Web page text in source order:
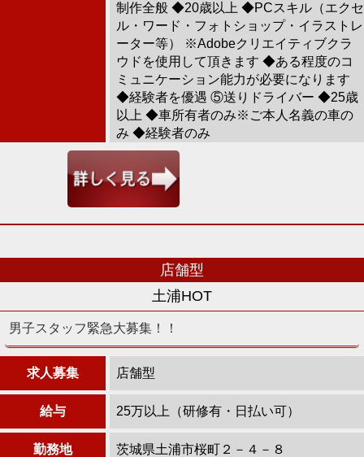
制作全般 ◆20歳以上 ◆PCスキル（エクセ
ル・ワード・フォトショップ・イラストレ
ーター等） ※Adobeクリエイティブクラ
ウドを使用して頂きます ◆ある程度のコ
ミュニケーション能力が必要になります
◆経験者を優遇 ⑤送りドライバー ◆25歳
以上 ◆車所有者のみ※ご本人名義の車の
み ◆経験者のみ
店舗型
土浦HOT
男子スタッフ緊急大募集！！
求人募集 店舗型
給与 25万以上（研修有・日払い可）
勤務地 茨城県土浦市桜町２－４－８